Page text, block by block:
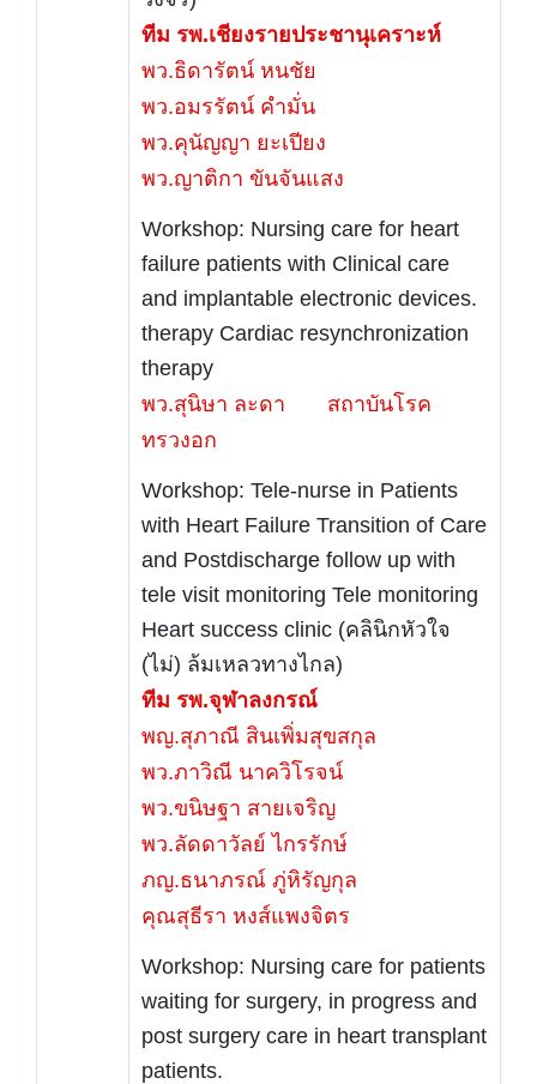
ทีม รพ.เชียงรายประชานุเคราะห์
พว.ธิดารัตน์ หนชัย
พว.อมรรัตน์ คำมั่น
พว.คุนัญญา ยะเปียง
พว.ญาติกา ขันจันแสง
Workshop: Nursing care for heart
failure patients with Clinical care
and implantable electronic devices.
therapy Cardiac resynchronization
therapy
พว.สุนิษา ละดา สถาบันโรค
ทรวงอก
Workshop: Tele-nurse in Patients
with Heart Failure Transition of Care
and Postdischarge follow up with
tele visit monitoring Tele monitoring
Heart success clinic (คลินิกหัวใจ
(ไม่) ล้มเหลวทางไกล)
ทีม รพ.จุฬาลงกรณ์
พญ.สุภาณี สินเพิ่มสุขสกุล
พว.ภาวิณี นาควิโรจน์
พว.ขนิษฐา สายเจริญ
พว.ลัดดาวัลย์ ไกรรักษ์
ภญ.ธนาภรณ์ ภู่หิรัญกุล
คุณสุธีรา หงส์แพงจิตร
Workshop: Nursing care for patients
waiting for surgery, in progress and
post surgery care in heart transplant
patients.